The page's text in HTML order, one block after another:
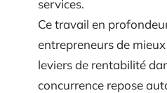
services.
Ce travail en
entrepreneurs de
leviers de rentabilité
concurrence repose